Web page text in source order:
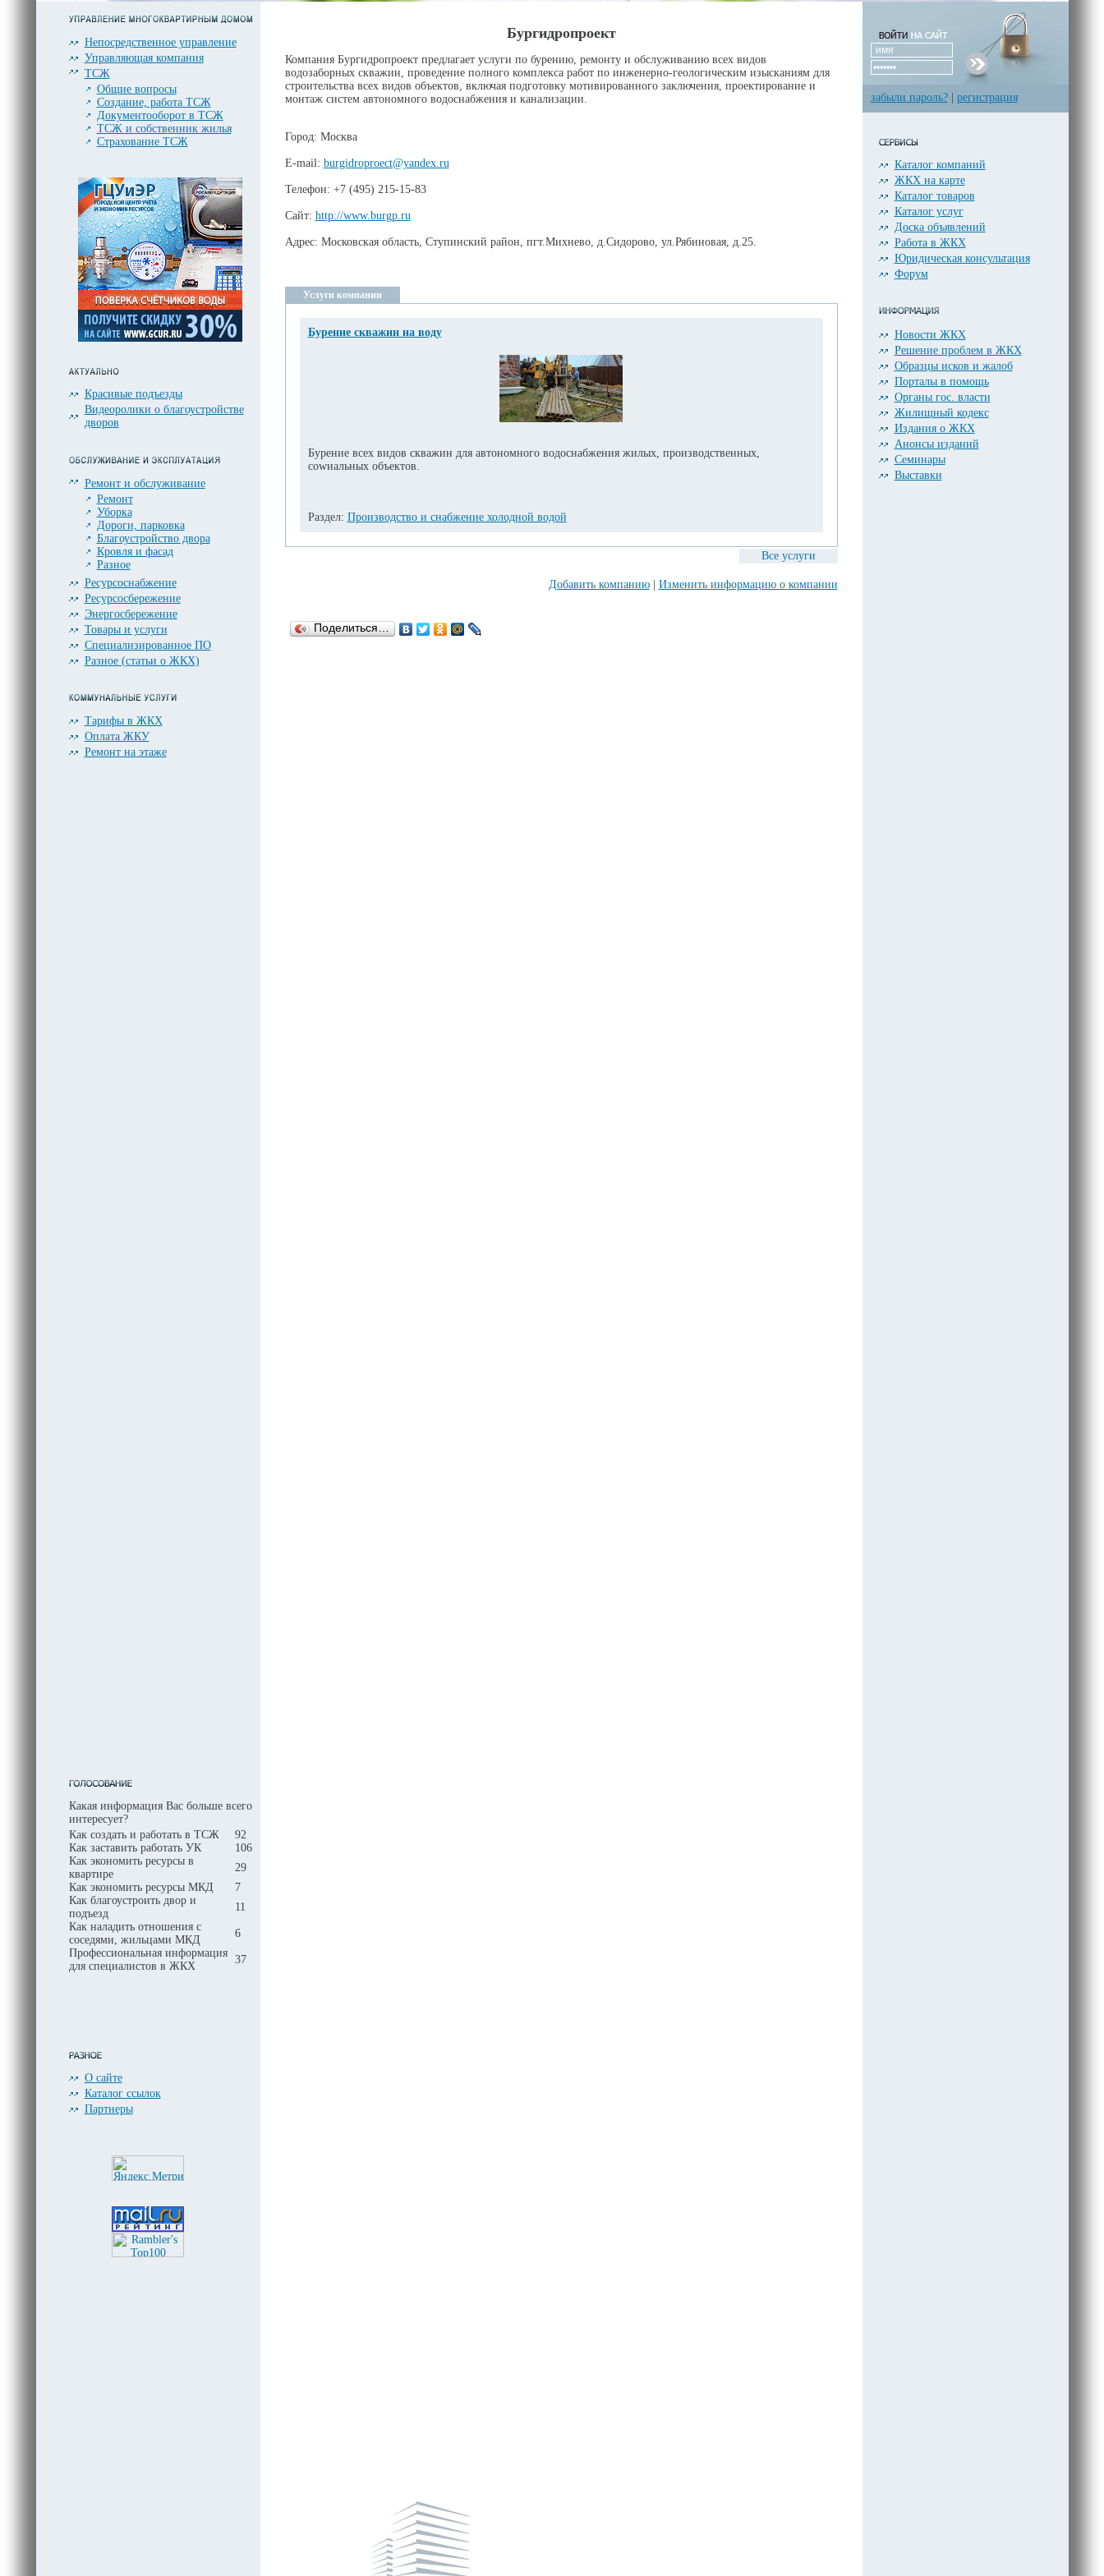
Непосредственное управление
Управляющая компания
ТСЖ
Общие вопросы
Создание, работа ТСЖ
Документооборот в ТСЖ
ТСЖ и собственник жилья
Страхование ТСЖ
Красивые подъезды
Видеоролики о благоустройстве
дворов
Ремонт и обслуживание
Ремонт
Уборка
Дороги, парковка
Благоустройство двора
Кровля и фасад
Разное
Ресурсоснабжение
Ресурсосбережение
Энергосбережение
Товары и услуги
Специализированное ПО
Разное (статьи о ЖКХ)
Тарифы в ЖКХ
Оплата ЖКУ
Ремонт на этаже
Какая информация Вас больше всего
интересует?
Как создать и работать в ТСЖ
92
Как заставить работать УК
106
Как экономить ресурсы в
квартире
29
Как экономить ресурсы МКД
7
Как благоустроить двор и
подъезд
11
Как наладить отношения с
соседями, жильцами МКД
6
Профессиональная информация
для специалистов в ЖКХ
37
О сайте
Каталог ссылок
Партнеры
Бургидропроект
Компания Бургидропроект предлагает услуги по бурению, ремонту и обслуживанию всех видов
водозаборных скважин, проведение полного комплекса работ по инженерно-геологическим изысканиям для
строительства всех видов объектов, включая подготовку мотивированного заключения, проектирование и
монтаж систем автономного водоснабжения и канализации.
Город: Москва
E-mail: burgidroproect@yandex.ru
Телефон: +7 (495) 215-15-83
Сайт: http://www.burgp.ru
Адрес: Московская область, Ступинский район, пгт.Михнево, д.Сидорово, ул.Рябиновая, д.25.
Услуги компании
Бурение скважин на воду
Бурение всех видов скважин для автономного водоснабжения жилых, производственных,
соwиальных объектов.
Раздел: Производство и снабжение холодной водой
Все услуги
Добавить компанию| Изменить информацию о компании
Поделиться…
забыли пароль?| регистрация
Каталог компаний
ЖКХ на карте
Каталог товаров
Каталог услуг
Доска объявлений
Работа в ЖКХ
Юридическая консультация
Форум
Новости ЖКХ
Решение проблем в ЖКХ
Образцы исков и жалоб
Порталы в помощь
Органы гос. власти
Жилищный кодекс
Издания о ЖКХ
Анонсы изданий
Семинары
Выставки